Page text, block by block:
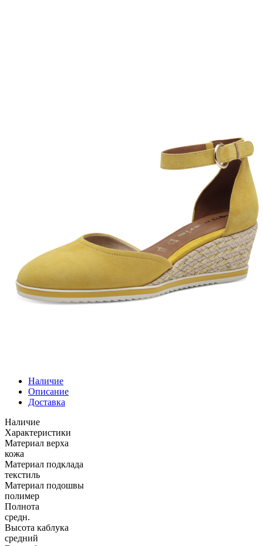
Наличие
Описание
Доставка
Наличие
Характеристики
Материал верха
кожа
Материал подклада
текстиль
Материал подошвы
полимер
Полнота
средн.
Высота каблука
средний